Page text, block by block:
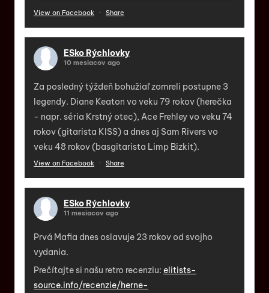
View on Facebook · Share
ESko Rýchlovky
10 mesiacov ago
Za posledný týždeň bohužiaľ zomreli postupne 3
legendy. Diane Keaton vo veku 79 rokov (herečka
- napr. séria Krstný otec), Ace Frehley vo veku 74
rokov (gitarista KISS) a dnes aj Sam Rivers vo
veku 48 rokov (basgitarista Limp Bizkit).
View on Facebook · Share
ESko Rýchlovky
11 mesiacov ago
Prvá Mafia dnes oslavuje 23 rokov od svojho
vydania.
Prečítajte si našu retro recenziu: elitists-
source.info/recenzie/herne-